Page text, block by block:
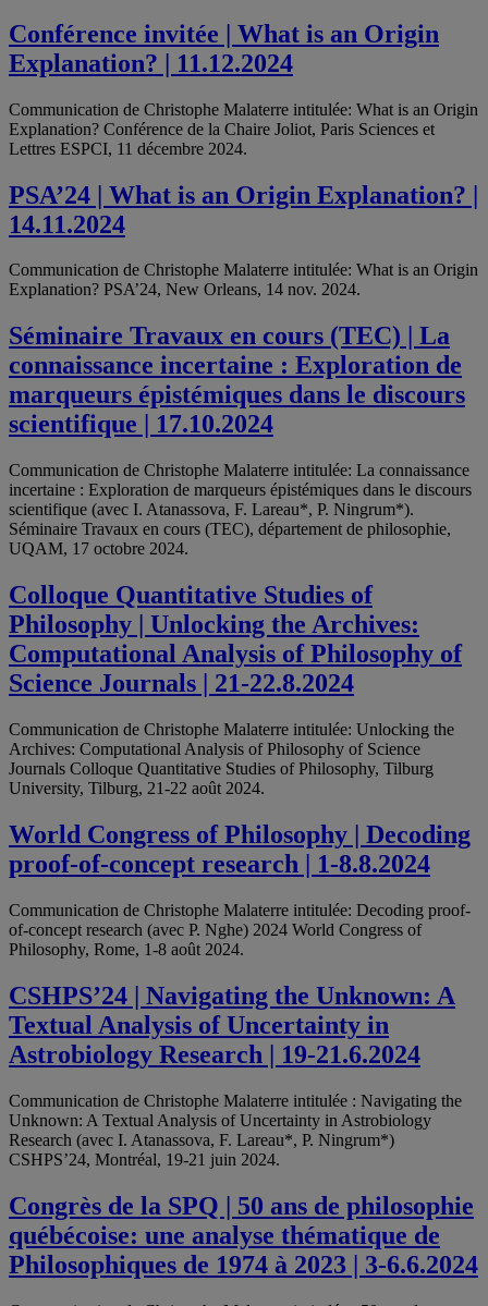
Conférence invitée | What is an Origin
Explanation? | 11.12.2024
Communication de Christophe Malaterre intitulée: What is an Origin
Explanation? Conférence de la Chaire Joliot, Paris Sciences et
Lettres ESPCI, 11 décembre 2024.
PSA’24 | What is an Origin Explanation? |
14.11.2024
Communication de Christophe Malaterre intitulée: What is an Origin
Explanation? PSA’24, New Orleans, 14 nov. 2024.
Séminaire Travaux en cours (TEC) | La
connaissance incertaine : Exploration de
marqueurs épistémiques dans le discours
scientifique | 17.10.2024
Communication de Christophe Malaterre intitulée: La connaissance
incertaine : Exploration de marqueurs épistémiques dans le discours
scientifique (avec I. Atanassova, F. Lareau*, P. Ningrum*).
Séminaire Travaux en cours (TEC), département de philosophie,
UQAM, 17 octobre 2024.
Colloque Quantitative Studies of
Philosophy | Unlocking the Archives:
Computational Analysis of Philosophy of
Science Journals | 21-22.8.2024
Communication de Christophe Malaterre intitulée: Unlocking the
Archives: Computational Analysis of Philosophy of Science
Journals Colloque Quantitative Studies of Philosophy, Tilburg
University, Tilburg, 21-22 août 2024.
World Congress of Philosophy | Decoding
proof-of-concept research | 1-8.8.2024
Communication de Christophe Malaterre intitulée: Decoding proof-
of-concept research (avec P. Nghe) 2024 World Congress of
Philosophy, Rome, 1-8 août 2024.
CSHPS’24 | Navigating the Unknown: A
Textual Analysis of Uncertainty in
Astrobiology Research | 19-21.6.2024
Communication de Christophe Malaterre intitulée : Navigating the
Unknown: A Textual Analysis of Uncertainty in Astrobiology
Research (avec I. Atanassova, F. Lareau*, P. Ningrum*)
CSHPS’24, Montréal, 19-21 juin 2024.
Congrès de la SPQ | 50 ans de philosophie
québécoise: une analyse thématique de
Philosophiques de 1974 à 2023 | 3-6.6.2024